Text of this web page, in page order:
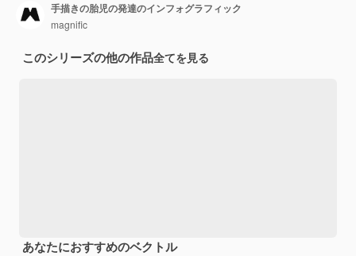
手描きの胎児の発達のインフォグラフィック
magnific
このシリーズの他の作品全てを見る
あなたにおすすめのベクトル